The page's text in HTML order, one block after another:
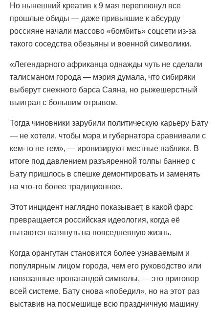
Но нынешний креатив к 9 мая переплюнул все
прошлые обиды — даже привыкшие к абсурду
россияне начали массово «бомбить» соцсети из-за
такого соседства обезьяны и военной символики.
«Легендарного африканца однажды чуть не сделали
талисманом города — мэрия думала, что сибиряки
выберут снежного барса Саяна, но рыжешерстный
выиграл с большим отрывом.
Тогда чиновники зарубили политическую карьеру Бату
— не хотели, чтобы мэра и губернатора сравнивали с
кем-то не тем», — иронизируют местные паблики. В
итоге под давлением разъяренной толпы баннер с
Бату пришлось в спешке демонтировать и заменять
на что-то более традиционное.
Этот инцидент наглядно показывает, в какой фарс
превращается российская идеология, когда её
пытаются натянуть на повседневную жизнь.
Когда орангутан становится более узнаваемым и
популярным лицом города, чем его руководство или
навязанные пропагандой символы, — это приговор
всей системе. Бату снова «победил», но на этот раз
выставив на посмешище всю праздничную машину